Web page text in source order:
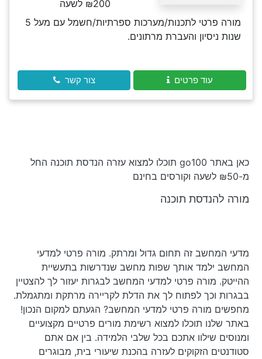
₪200 לשעה
מורה פרטי לתכנות/מערכות ספרתיות/חשמל עם מעל 5
שנות ניסיון והעברת מרתונים.
עוד פרטים צור קשר
כאן באתר go100 תוכלו למצוא עזרה הנדסת תוכנה החל
מ-₪50 לשעה וקורסים בחינם
מורה להנדסת תוכנה
מדעי המחשב זה תחום גדול ומרתק. מורה פרטי למדעי
המחשב ילמד אותך שפות מחשב שנדרשות בתעשיית
ההייטק. מורה פרטי למדעי המחשב לבגרות יעזור לך להצטיין
בבגרות וכך לפתוח לך את הדלת לקריירה מרתקת ומתגמלת.
מחפשים מורה פרטי למדעי המחשב? הגעתם למקום הנכון!
באתר שלנו תוכלו למצוא רשימת מורים פרטיים מקצועיים
ומנוסים שילוו אתכם בכל שלבי הלמידה. בין אם אתם
סטודנטים הזקוקים לעזרה בהכנת שיעורי בית, מבוגרים